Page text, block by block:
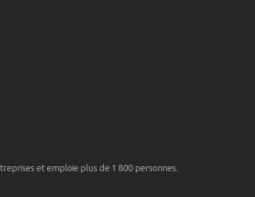
et emploie plus de 1 800 personnes.